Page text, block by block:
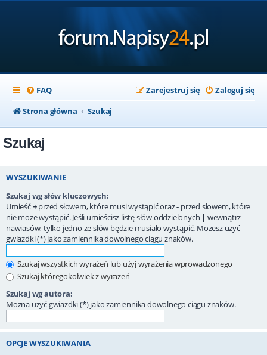
FAQ Zaloguj się
Zarejestruj się
Strona główna
Szukaj
Szukaj
WYSZUKIWANIE
Szukaj wg słów kluczowych:
Umieść+przed słowem, które musi wystąpić oraz- przed słowem, które
nie może wystąpić. Jeśli umieścisz listę słów oddzielonych | wewnątrz
nawiasów, tylko jedno ze słów będzie musiało wystąpić. Możesz użyć
gwiazdki (*) jako zamiennika dowolnego ciągu znaków.
Szukaj wszystkich wyrażeń lub użyj wyrażenia wprowadzonego
Szukaj któregokolwiek z wyrażeń
Szukaj wg autora:
Można użyć gwiazdki (*) jako zamiennika dowolnego ciągu znaków.
OPCJE WYSZUKIWANIA